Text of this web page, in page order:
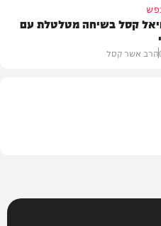
קסל בשיחה מטלטלת עם
הרב אשר קסל